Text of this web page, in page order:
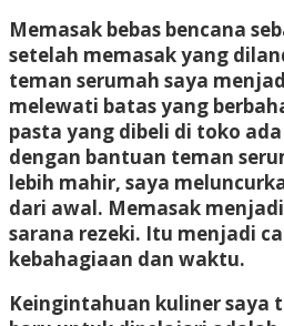
Memasak bebas bencana
setelah memasak yang
teman serumah saya
melewati batas yang
pasta yang dibeli di toko
dengan bantuan teman
lebih mahir, saya
dari awal. Memasak
sarana rezeki. Itu menjadi
kebahagiaan dan waktu.
Keingintahuan kuliner saya